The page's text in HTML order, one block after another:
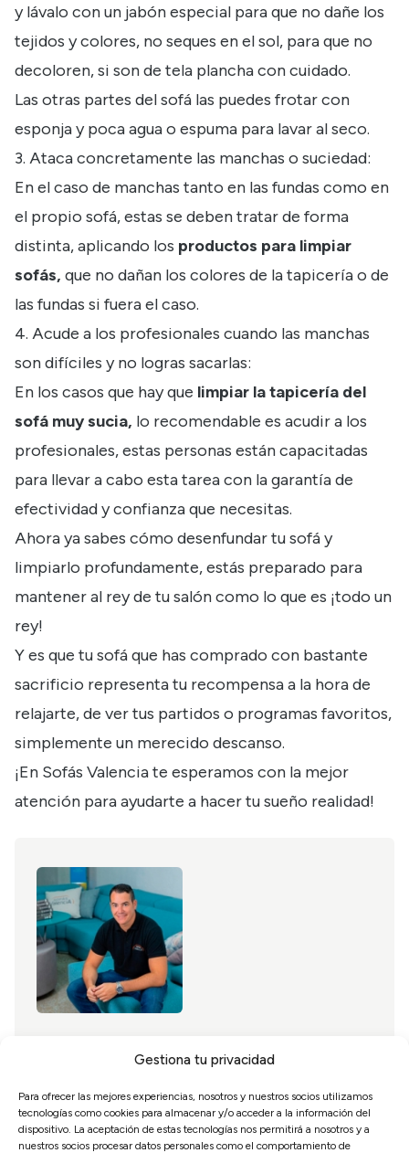
Gestiona tu privacidad
Para ofrecer las mejores experiencias, nosotros y nuestros socios utilizamos
tecnologías como cookies para almacenar y/o acceder a la información del
dispositivo. La aceptación de estas tecnologías nos permitirá a nosotros y a
nuestros socios procesar datos personales como el comportamiento de
y lávalo con un jabón especial para que no dañe los
tejidos y colores, no seques en el sol, para que no
decoloren, si son de tela plancha con cuidado.
Las otras partes del sofá las puedes frotar con
esponja y poca agua o espuma para lavar al seco.
3. Ataca concretamente las manchas o suciedad:
En el caso de manchas tanto en las fundas como en
el propio sofá, estas se deben tratar de forma
distinta, aplicando los productos para limpiar
sofás, que no dañan los colores de la tapicería o de
las fundas si fuera el caso.
4. Acude a los profesionales cuando las manchas
son difíciles y no logras sacarlas:
En los casos que hay que limpiar la tapicería del
sofá muy sucia, lo recomendable es acudir a los
profesionales, estas personas están capacitadas
para llevar a cabo esta tarea con la garantía de
efectividad y confianza que necesitas.
Ahora ya sabes cómo desenfundar tu sofá y
limpiarlo profundamente, estás preparado para
mantener al rey de tu salón como lo que es ¡todo un
rey!
Y es que tu sofá que has comprado con bastante
sacrificio representa tu recompensa a la hora de
relajarte, de ver tus partidos o programas favoritos,
simplemente un merecido descanso.
¡En Sofás Valencia te esperamos con la mejor
atención para ayudarte a hacer tu sueño realidad!
Álvaro Murillo
CEO de Sofás Valencia
Soy Álvaro Murillo experto en sofás y colchones y
CEO de Sofás Valencia. Con muchos años de